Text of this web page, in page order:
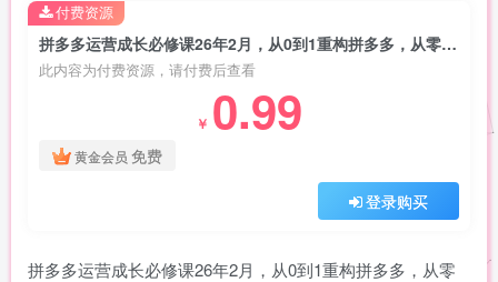
拼多多运营成长必修课26年2月，从0到1重构拼多多，从零起步必修课，乘风破浪多多路
此内容为付费资源，请付费后查看
￥ 0.99
黄金会员 免费
登录购买
付费资源
拼多多运营成长必修课26年2月，从0到1重构拼多多，从零